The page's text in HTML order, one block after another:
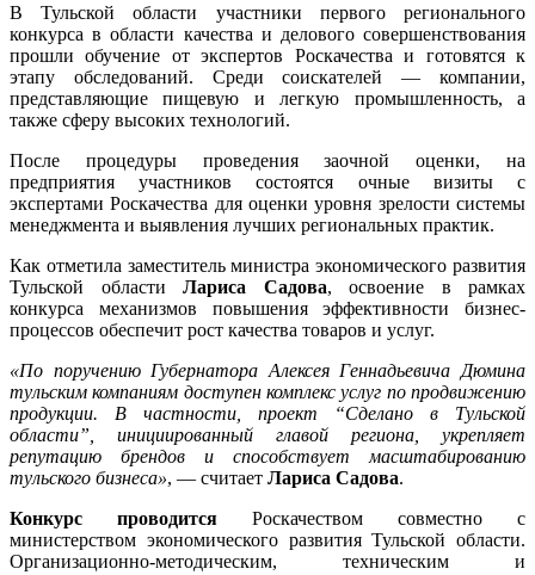
В Тульской области участники первого регионального
конкурса в области качества и делового совершенствования
прошли обучение от экспертов Роскачества и готовятся к
этапу обследований. Среди соискателей — компании,
представляющие пищевую и легкую промышленность, а
также сферу высоких технологий.
После процедуры проведения заочной оценки, на
предприятия участников состоятся очные визиты с
экспертами Роскачества для оценки уровня зрелости системы
менеджмента и выявления лучших региональных практик.
Как отметила заместитель министра экономического развития
Тульской области Лариса Садова, освоение в рамках
конкурса механизмов повышения эффективности бизнес-
процессов обеспечит рост качества товаров и услуг.
«По поручению Губернатора Алексея Геннадьевича Дюмина
тульским компаниям доступен комплекс услуг по продвижению
продукции. В частности, проект “Сделано в Тульской
области”, инициированный главой региона, укрепляет
репутацию брендов и способствует масштабированию
тульского бизнеса», — считает Лариса Садова.
Конкурс проводится Роскачеством совместно с
министерством экономического развития Тульской области.
Организационно-методическим, техническим и